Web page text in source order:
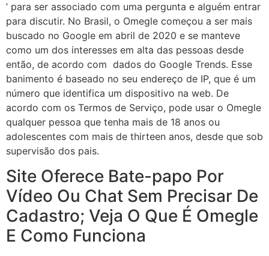
’ para ser associado com uma pergunta e alguém entrar
para discutir. No Brasil, o Omegle começou a ser mais
buscado no Google em abril de 2020 e se manteve
como um dos interesses em alta das pessoas desde
então, de acordo com dados do Google Trends. Esse
banimento é baseado no seu endereço de IP, que é um
número que identifica um dispositivo na web. De
acordo com os Termos de Serviço, pode usar o Omegle
qualquer pessoa que tenha mais de 18 anos ou
adolescentes com mais de thirteen anos, desde que sob
supervisão dos pais.
Site Oferece Bate-papo Por
Vídeo Ou Chat Sem Precisar De
Cadastro; Veja O Que É Omegle
E Como Funciona